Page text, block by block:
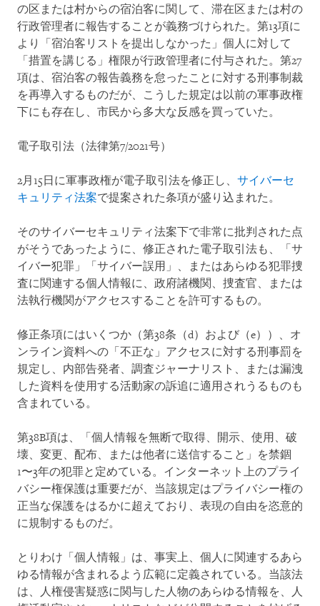
の区または村からの宿泊客に関して、滞在区または村の
行政管理者に報告することが義務づけられた。第13項に
より「宿泊客リストを提出しなかった」個人に対して
「措置を講じる」権限が行政管理者に付与された。第27
項は、宿泊客の報告義務を怠ったことに対する刑事制裁
を再導入するものだが、こうした規定は以前の軍事政権
下にも存在し、市民から多大な反感を買っていた。
電子取引法（法律第7/2021号）
2月15日に軍事政権が電子取引法を修正し、 サイバーセ
キュリティ法案で提案された条項が盛り込まれた。
そのサイバーセキュリティ法案下で非常に批判された点
がそうであったように、修正された電子取引法も、「サ
イバー犯罪」「サイバー誤用」、またはあらゆる犯罪捜
査に関連する個人情報に、政府諸機関、捜査官、または
法執行機関がアクセスすることを許可するもの。
修正条項にはいくつか（第38条（d）および（e））、オ
ンライン資料への「不正な」アクセスに対する刑事罰を
規定し、内部告発者、調査ジャーナリスト、または漏洩
した資料を使用する活動家の訴追に適用されうるものも
含まれている。
第38B項は、「個人情報を無断で取得、開示、使用、破
壊、変更、配布、または他者に送信すること」を禁錮
1〜3年の犯罪と定めている。インターネット上のプライ
バシー権保護は重要だが、当該規定はプライバシー権の
正当な保護をはるかに超えており、表現の自由を恣意的
に規制するものだ。
とりわけ「個人情報」は、事実上、個人に関連するあら
ゆる情報が含まれるよう広範に定義されている。当該法
は、人権侵害疑惑に関与した人物のあらゆる情報を、人